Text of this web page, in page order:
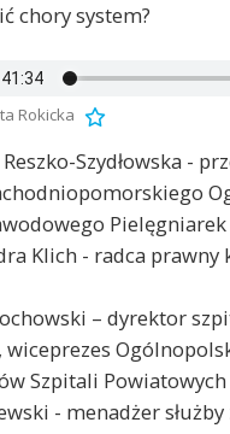
chory system?
Rokicka
Szydłowska -
Pielęgniarek
Klich - radca prawny
– dyrektor
Szpitali Powiatowych
- menadżer służby